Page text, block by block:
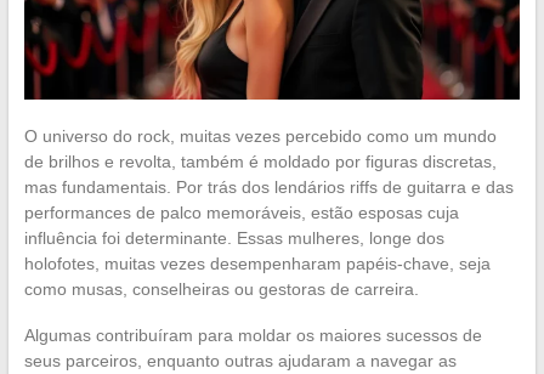
O universo do rock, muitas vezes percebido como um mundo
de brilhos e revolta, também é moldado por figuras discretas,
mas fundamentais. Por trás dos lendários riffs de guitarra e das
performances de palco memoráveis, estão esposas cuja
influência foi determinante. Essas mulheres, longe dos
holofotes, muitas vezes desempenharam papéis-chave, seja
como musas, conselheiras ou gestoras de carreira.
Algumas contribuíram para moldar os maiores sucessos de
seus parceiros, enquanto outras ajudaram a navegar as